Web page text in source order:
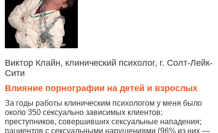
Виктор Клайн, клинический психолог, г. Солт-Лейк-
Сити
Влияние порнографии на детей и взрослых
За годы работы клиническим психологом у меня было
около 350 сексуально зависимых клиентов;
преступников, совершивших сексуальные нападения;
пациентов с сексуальными нарушениями (96% из них —